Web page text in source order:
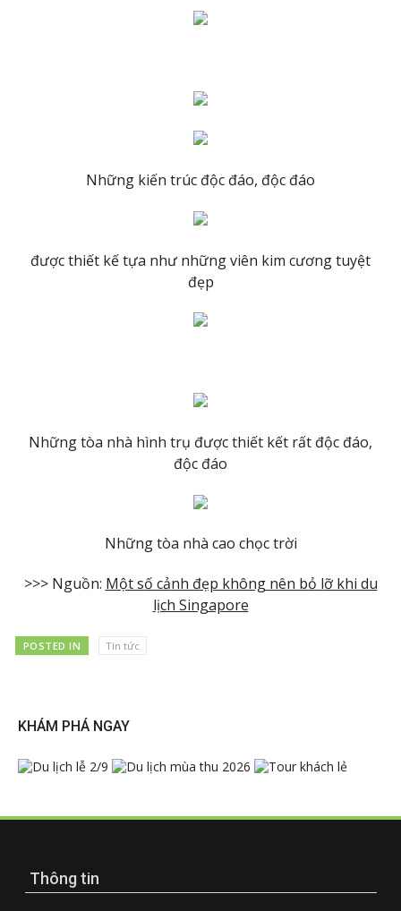
Những kiến trúc độc đáo, độc đáo
được thiết kế tựa như những viên kim cương tuyệt
đẹp
Những tòa nhà hình trụ được thiết kết rất độc đáo,
độc đáo
Những tòa nhà cao chọc trời
>>> Nguồn: Một số cảnh đẹp không nên bỏ lỡ khi du
lịch Singapore
POSTED IN Tin tức
KHÁM PHÁ NGAY
Thông tin